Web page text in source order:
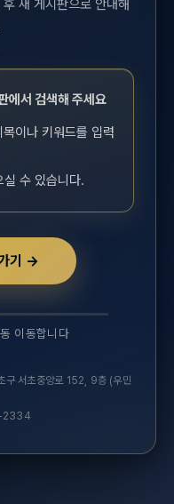
새 게시판으로 안내해
에서 검색해 주세요
목이나 키워드를 입력
실 수 있습니다.
기 →
이동합니다
구 서초중앙로 152, 9층 (우민
2334